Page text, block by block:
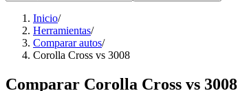
Inicio/
Herramientas/
Comparar autos/
Corolla Cross vs 3008
Comparar Corolla Cross vs 3008